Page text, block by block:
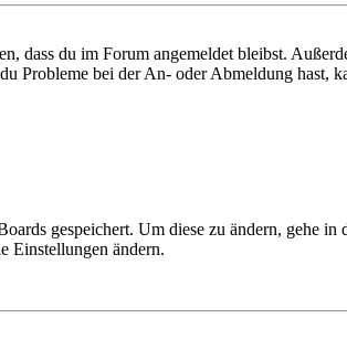
dass du im Forum angemeldet bleibst.
Probleme bei der An- oder Abmeldung hast,
gespeichert. Um diese zu ändern, gehe
Einstellungen ändern.